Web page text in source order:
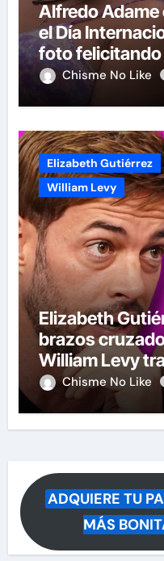
Alfredo Adame
el Día
foto felicitando
Chisme No Like
Elizabeth Gutiérrez
William Levy
Elizabeth
brazos
William Levy
de demandas
Chisme No Like
ADQUIERE TU
MÁS